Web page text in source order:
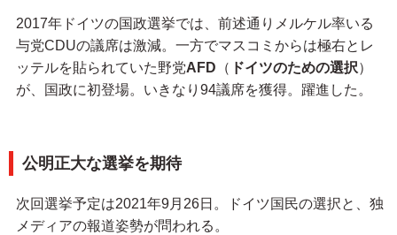
2017年ドイツの国政選挙では、前述通りメルケル率いる
与党CDUの議席は激減。一方でマスコミからは極右とレ
ッテルを貼られていた野党AFD （ ドイツのための選択）
が、国政に初登場。いきなり94議席を獲得。躍進した。
公明正大な選挙を期待
次回選挙予定は2021年9月26日。ドイツ国民の選択と、独
メディアの報道姿勢が問われる。